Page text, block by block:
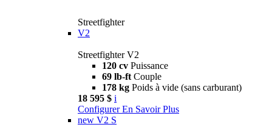
Streetfighter
V2
Streetfighter V2
120 cv Puissance
69 lb-ft Couple
178 kg Poids à vide (sans carburant)
18 595 $ i
Configurer En Savoir Plus
new V2 S